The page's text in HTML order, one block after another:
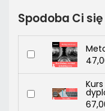
Spodoba Ci